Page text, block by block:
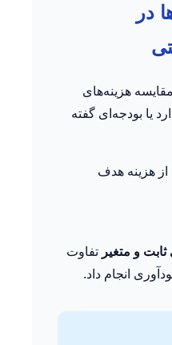
در
هزینه‌های
یا بودجه‌ای گفته
از هزینه هدف
و متغیر تفاوت
انجام داد.